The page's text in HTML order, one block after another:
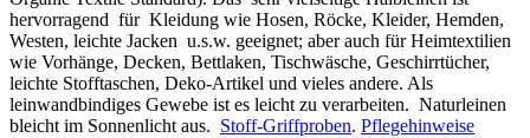
hervorragend für Kleidung wie Hosen, Röcke, Kleider, Hemden,
Westen, leichte Jacken u.s.w. geeignet; aber auch für Heimtextilien
wie Vorhänge, Decken, Bettlaken, Tischwäsche, Geschirrtücher,
leichte Stofftaschen, Deko-Artikel und vieles andere. Als
leinwandbindiges Gewebe ist es leicht zu verarbeiten. Naturleinen
bleicht im Sonnenlicht aus. Stoff-Griffproben. Pflegehinweise